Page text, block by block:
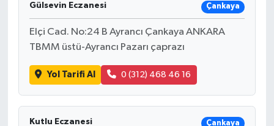
Gülsevin Eczanesi Çankaya
Elçi Cad. No:24 B Ayrancı Çankaya ANKARA
TBMM üstü-Ayrancı Pazarı çaprazı
Yol Tarifi Al 0 (312) 468 46 16
Kutlu Eczanesi Çankaya